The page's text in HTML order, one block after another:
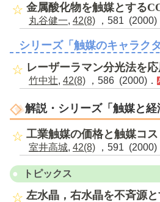
金属酸化物を触媒とする
丸谷健一, 42(8) ，581 (2000)
シリーズ「触媒のキャラク
レーザーラマン分光法を
竹中壮, 42(8) ，586 (2000)．
解説・シリーズ「触媒と経
工業触媒の価格と触媒コス
室井高城, 42(8) ，591 (2000)
トピックス
左水晶，右水晶を不斉源